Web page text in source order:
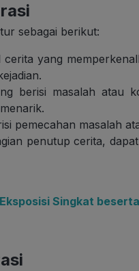
sebagai berikut:
cerita yang
berisi masalah atau
pemecahan masalah
penutup cerita,
Singkat